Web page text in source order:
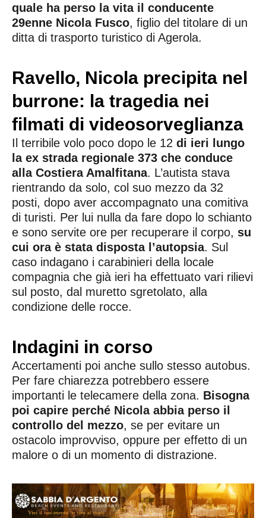
quale ha perso la vita il conducente
29enne Nicola Fusco, figlio del titolare di un
ditta di trasporto turistico di Agerola.
Ravello, Nicola precipita nel
burrone: la tragedia nei
filmati di videosorveglianza
Il terribile volo poco dopo le 12 di ieri lungo
la ex strada regionale 373 che conduce
alla Costiera Amalfitana. L’autista stava
rientrando da solo, col suo mezzo da 32
posti, dopo aver accompagnato una comitiva
di turisti. Per lui nulla da fare dopo lo schianto
e sono servite ore per recuperare il corpo, su
cui ora è stata disposta l’autopsia. Sul
caso indagano i carabinieri della locale
compagnia che già ieri ha effettuato vari rilievi
sul posto, dal muretto sgretolato, alla
condizione delle rocce.
Indagini in corso
Accertamenti poi anche sullo stesso autobus.
Per fare chiarezza potrebbero essere
importanti le telecamere della zona. Bisogna
poi capire perché Nicola abbia perso il
controllo del mezzo, se per evitare un
ostacolo improvviso, oppure per effetto di un
malore o di un momento di distrazione.